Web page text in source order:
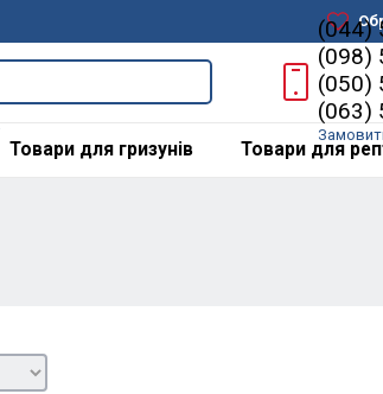
(044)
(098)
(050)
(063)
Товари для гризунів Товари для